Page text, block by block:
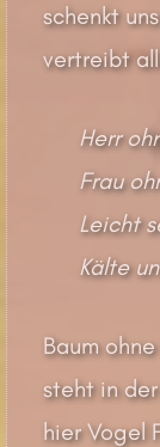
schenkt
vertreibt
Herr
Frau
Leicht
Kälte
Baum
steht in
hier Vogel